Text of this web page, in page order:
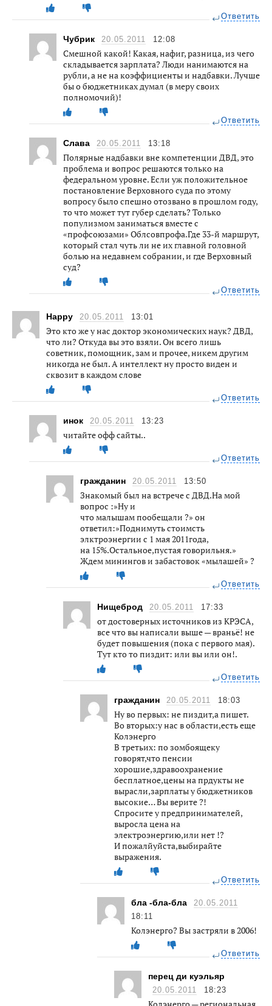
Ответить
Чубрик 20.05.2011 12:08
Смешной какой! Какая, нафиг, разница, из чего
складывается зарплата? Люди нанимаются на
рубли, а не на коэффициенты и надбавки. Лучше
бы о бюджетниках думал (в меру своих
полномочий)!
Ответить
Слава 20.05.2011 13:18
Полярные надбавки вне компетенции ДВД, это
проблема и вопрос решаются только на
федеральном уровне. Если уж положительное
постановление Верховного суда по этому
вопросу было спешно отозвано в прошлом году,
то что может тут губер сделать? Только
популизмом заниматься вместе с
«профсоюзами» Облсовпрофа.Где 33-й маршрут,
который стал чуть ли не их главной головной
болью на недавнем собрании, и где Верховный
суд?
Ответить
Happy 20.05.2011 13:01
Это кто же у нас доктор экономических наук? ДВД,
что ли? Откуда вы это взяли. Он всего лишь
советник, помощник, зам и прочее, никем другим
никогда не был. А интеллект ну просто виден и
сквозит в каждом слове
Ответить
инок 20.05.2011 13:23
читайте офф сайты..
Ответить
гражданин 20.05.2011 13:50
Знакомый был на встрече с ДВД.На мой
вопрос :»Ну и
что малышам пообещали ?» он
ответил:»Поднимуть стоимсть
элктроэнергии с 1 мая 2011года,
на 15%.Остальное,пустая говорильня.»
Ждем минингов и забастовок «мылашей» ?
Ответить
Нищеброд 20.05.2011 17:33
от достоверных источников из КРЭСА,
все что вы написали выше — враньё! не
будет повышения (пока с первого мая).
Тут кто то пиздит: или вы или он!.
Ответить
гражданин 20.05.2011 18:03
Ну во первых: не пиздит,а пишет.
Во вторых:у нас в области,есть еще
Колэнерго
В третьих: по зомбоящеку
говорят,что пенсии
хорошие,здравоохранение
бесплатное,цены на прдукты не
вырасли,зарплаты у бюджетников
высокие… Вы верите ?!
Спросите у предпринимателей,
выросла цена на
электроэнергию,или нет !?
И пожалйуйста,выбирайте
выражения.
Ответить
бла -бла-бла
20.05.2011
18:11
Колэнерго? Вы застряли в 2006!
Ответить
перец ди куэльяр
20.05.2011 18:23